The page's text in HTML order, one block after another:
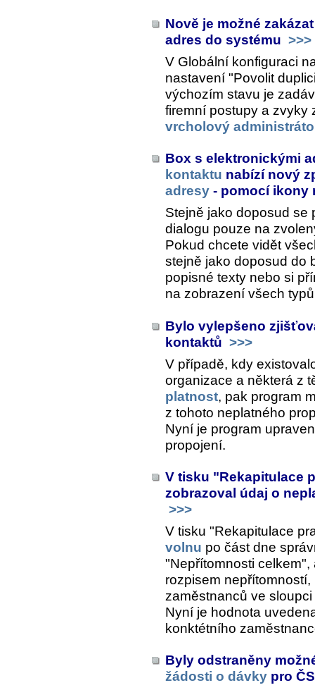
Nově je možné
adres do systému >>>
V Globální konfiguraci
nastavení "Povolit
výchozím stavu je
firemní postupy a zvyky
vrcholový
Box s elektronickými
kontaktu nabízí nový
adresy - pomocí ikony
Stejně jako doposud se
dialogu pouze na
Pokud chcete vidět
stejně jako doposud do
popisné texty nebo si
na zobrazení všech
Bylo vylepšeno
kontaktů >>>
V případě, kdy
organizace a některá z
platnost, pak program
z tohoto neplatného
Nyní je program
propojení.
V tisku "Rekapitulace
zobrazoval údaj o
>>>
V tisku "Rekapitulace
volnu po část dne
"Nepřítomnosti
rozpisem
zaměstnanců ve
Nyní je hodnota
konktétního
Byly odstraněny
žádosti o dávky pro